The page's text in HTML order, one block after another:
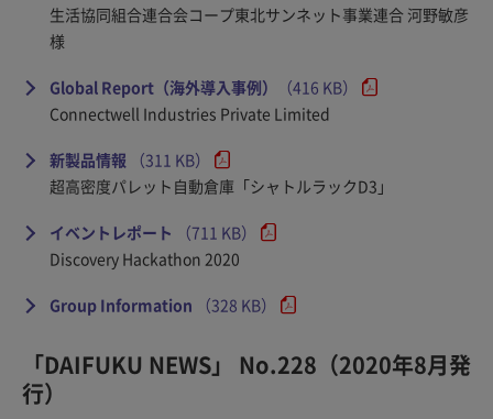
生活協同組合連合会コープ東北サンネット事業連合 河野敏彦
様
Global Report（海外導入事例）
（416 KB）
Connectwell Industries Private Limited
新製品情報
（311 KB）
超高密度パレット自動倉庫「シャトルラックD3」
イベントレポート
（711 KB）
Discovery Hackathon 2020
Group Information （328 KB）
「DAIFUKU NEWS」 No.228（2020年8月発
行）